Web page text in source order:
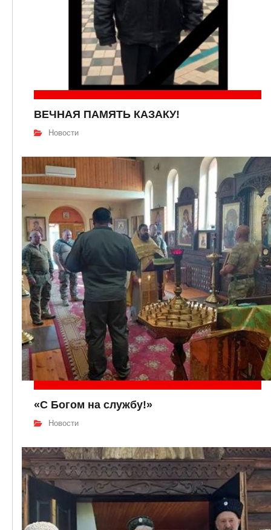
ВЕЧНАЯ ПАМЯТЬ КАЗАКУ!
Новости
«С Богом на службу!»
Новости